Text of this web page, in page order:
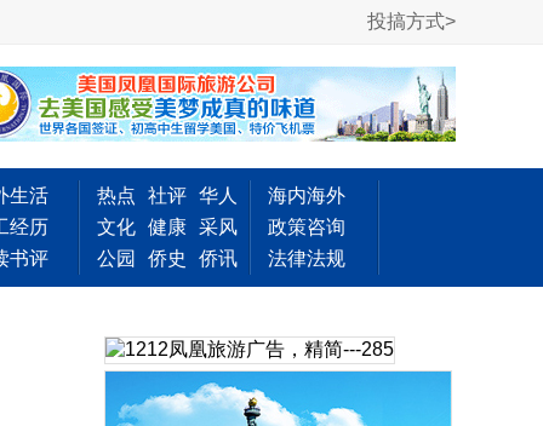
投搞方式>
生活
经历
书评
热点 社评 华人
文化 健康 采风
公园
侨史 侨讯
海内海外
政策咨询
法律法规